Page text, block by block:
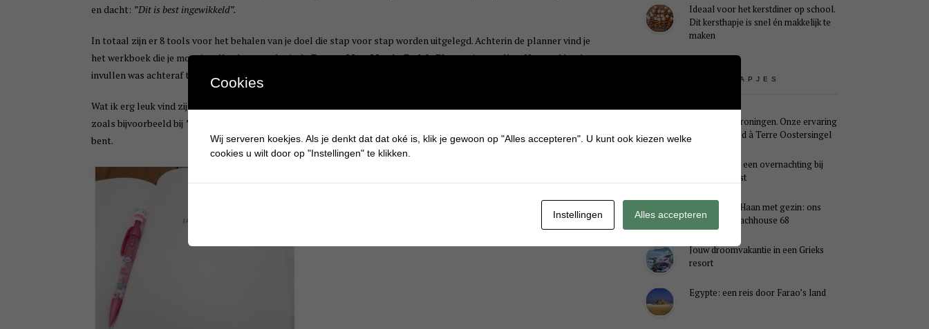
en dacht: ”Dit is best ingewikkeld”.
In totaal zijn er 8 tools voor het behalen van je doel die stap voor stap worden uitgelegd. Achterin de planner vind je
het werkboek die je moet invullen bestaande uit dePurpuz Map,Matrix,Pad & Planom in te vullen. Het werkboek
invullen was achteraf toch minder ingewikkeld dan ik dacht.
Wat ik erg leuk vind zijn de quotes die in de planner staan, daar ben ik dol op. Ook staat de planner vol met opdrachten
zoals bijvoorbeeld bij ”Ja! Ik kan….”
bent.
Ideaal voor het kerstdiner op school.
Dit kersthapje is snel én makkelijk te
maken
UITSTAPJES
Weekendje Groningen. Onze ervaring
met B&B Pied à Terre Oostersingel
Genieten van een overnachting bij
B&B Landlust
Midweek De Haan met gezin: ons
verblijf in Beachhouse 68
Jouw droomvakantie in een Grieks
resort
Egypte: een reis door Farao’s land
Cookies
Wij serveren koekjes. Als je denkt dat dat oké is, klik je gewoon op "Alles accepteren". U kunt ook kiezen welke
cookies u wilt door op "Instellingen" te klikken.
Instellingen Alles accepteren